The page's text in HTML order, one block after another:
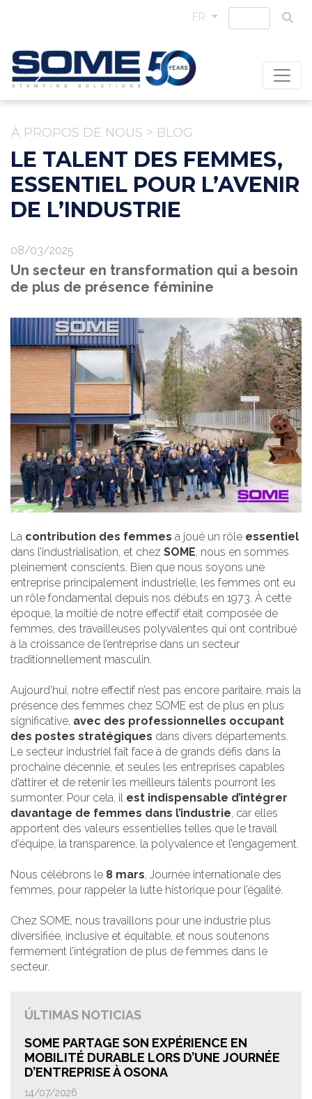
FR
À PROPOS DE NOUS > BLOG
LE TALENT DES FEMMES,
ESSENTIEL POUR L’AVENIR
DE L’INDUSTRIE
08/03/2025
Un secteur en transformation qui a besoin
de plus de présence féminine
La contribution des femmes a joué un rôle essentiel
dans l’industrialisation, et chez SOME, nous en sommes
pleinement conscients. Bien que nous soyons une
entreprise principalement industrielle, les femmes ont eu
un rôle fondamental depuis nos débuts en 1973. À cette
époque, la moitié de notre effectif était composée de
femmes, des travailleuses polyvalentes qui ont contribué
à la croissance de l’entreprise dans un secteur
traditionnellement masculin.
Aujourd’hui, notre effectif n’est pas encore paritaire, mais la
présence des femmes chez SOME est de plus en plus
significative, avec des professionnelles occupant
des postes stratégiques dans divers départements.
Le secteur industriel fait face à de grands défis dans la
prochaine décennie, et seules les entreprises capables
d’attirer et de retenir les meilleurs talents pourront les
surmonter. Pour cela, il est indispensable d’intégrer
davantage de femmes dans l’industrie, car elles
apportent des valeurs essentielles telles que le travail
d’équipe, la transparence, la polyvalence et l’engagement.
Nous célébrons le 8 mars, Journée internationale des
femmes, pour rappeler la lutte historique pour l’égalité.
Chez SOME, nous travaillons pour une industrie plus
diversifiée, inclusive et équitable, et nous soutenons
fermement l’intégration de plus de femmes dans le
secteur.
ÚLTIMAS NOTICIAS
SOME PARTAGE SON EXPÉRIENCE EN
MOBILITÉ DURABLE LORS D’UNE JOURNÉE
D’ENTREPRISE À OSONA
14/07/2026